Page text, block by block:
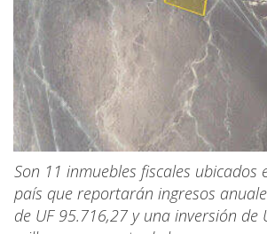
Son 11 inmuebles fiscales ubicados
país que reportarán ingresos
de UF 95.716,27 y una inversión de